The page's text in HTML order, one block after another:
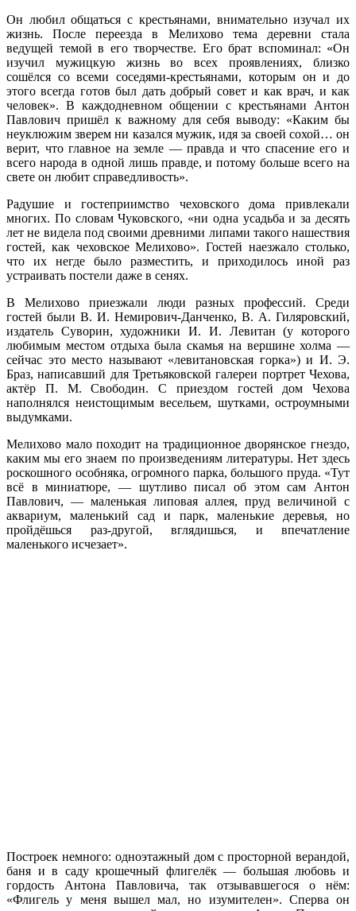
Он любил общаться с крестьянами, внимательно изучал их
жизнь. После переезда в Мелихово тема деревни стала
ведущей темой в его творчестве. Его брат вспоминал: «Он
изучил мужицкую жизнь во всех проявлениях, близко
сошёлся со всеми соседями-крестьянами, которым он и до
этого всегда готов был дать добрый совет и как врач, и как
человек». В каждодневном общении с крестьянами Антон
Павлович пришёл к важному для себя выводу: «Каким бы
неуклюжим зверем ни казался мужик, идя за своей сохой… он
верит, что главное на земле — правда и что спасение его и
всего народа в одной лишь правде, и потому больше всего на
свете он любит справедливость».
Радушие и гостеприимство чеховского дома привлекали
многих. По словам Чуковского, «ни одна усадьба и за десять
лет не видела под своими древними липами такого нашествия
гостей, как чеховское Мелихово». Гостей наезжало столько,
что их негде было разместить, и приходилось иной раз
устраивать постели даже в сенях.
В Мелихово приезжали люди разных профессий. Среди
гостей были В. И. Немирович-Данченко, В. А. Гиляровский,
издатель Суворин, художники И. И. Левитан (у которого
любимым местом отдыха была скамья на вершине холма —
сейчас это место называют «левитановская горка») и И. Э.
Браз, написавший для Третьяковской галереи портрет Чехова,
актёр П. М. Свободин. С приездом гостей дом Чехова
наполнялся неистощимым весельем, шутками, остроумными
выдумками.
Мелихово мало походит на традиционное дворянское гнездо,
каким мы его знаем по произведениям литературы. Нет здесь
роскошного особняка, огромного парка, большого пруда. «Тут
всё в миниатюре, — шутливо писал об этом сам Антон
Павлович, — маленькая липовая аллея, пруд величиной с
аквариум, маленький сад и парк, маленькие деревья, но
пройдёшься раз-другой, вглядишься, и впечатление
маленького исчезает».
Построек немного: одноэтажный дом с просторной верандой,
баня и в саду крошечный флигелёк — большая любовь и
гордость Антона Павловича, так отзывавшегося о нём:
«Флигель у меня вышел мал, но изумителен». Сперва он